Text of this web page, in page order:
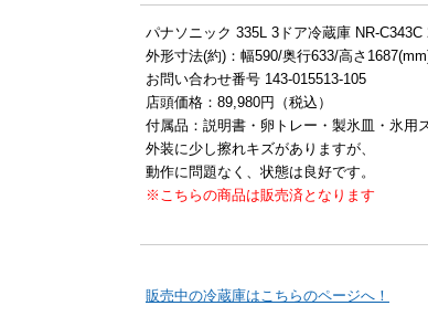
パナソニック 335L 3ドア冷蔵庫 NR-
外形寸法(約)：幅590/奥行633/高さ
お問い合わせ番号 143-015513-105
店頭価格：89,980円（税込）
付属品：説明書・卵トレー・製氷皿・氷用
外装に少し擦れキズがありますが、
動作に問題なく、状態は良好です。
※こちらの商品は販売済となります
販売中の冷蔵庫はこちらのページへ！